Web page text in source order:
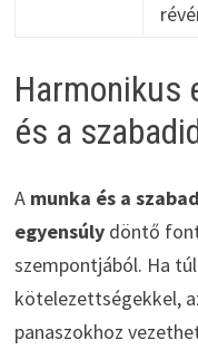
Harmonikus
és a
A munka és a
egyensúlydöntő
szempontjából. Ha
kötelezettségekkel,
panaszokhoz